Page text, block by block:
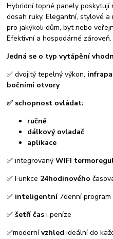
Hybridní topné panely
dosah ruky. Elegantní, stylové a
pro jakýkoli dům, byt nebo
Efektivní a hospodárné zároveň.
Jedná se o typ vytápění
✅ dvojitý tepelný výkon,
bočními otvory
✅ schopnost ovládat:
ručně
dálkový ovladač
aplikace
✅ integrovanýWIFI
✅ Funkce 24hodinového
✅ inteligentní7denní program
✅šetří čas i peníze
✅modernívzhled ideální do